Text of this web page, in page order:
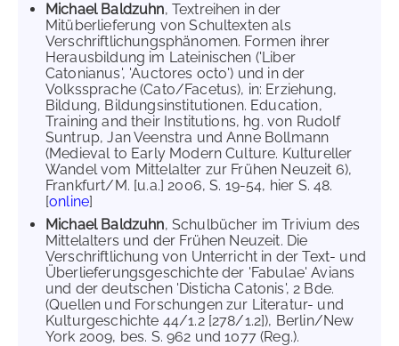
Michael Baldzuhn, Textreihen in der
Mitüberlieferung von Schultexten als
Verschriftlichungsphänomen. Formen ihrer
Herausbildung im Lateinischen ('Liber
Catonianus', 'Auctores octo') und in der
Volkssprache (Cato/Facetus), in: Erziehung,
Bildung, Bildungsinstitutionen. Education,
Training and their Institutions, hg. von Rudolf
Suntrup, Jan Veenstra und Anne Bollmann
(Medieval to Early Modern Culture. Kultureller
Wandel vom Mittelalter zur Frühen Neuzeit 6),
Frankfurt/M. [u.a.] 2006, S. 19-54, hier S. 48.
[online]
Michael Baldzuhn, Schulbücher im Trivium des
Mittelalters und der Frühen Neuzeit. Die
Verschriftlichung von Unterricht in der Text- und
Überlieferungsgeschichte der 'Fabulae' Avians
und der deutschen 'Disticha Catonis', 2 Bde.
(Quellen und Forschungen zur Literatur- und
Kulturgeschichte 44/1.2 [278/1.2]), Berlin/New
York 2009, bes. S. 962 und 1077 (Reg.).